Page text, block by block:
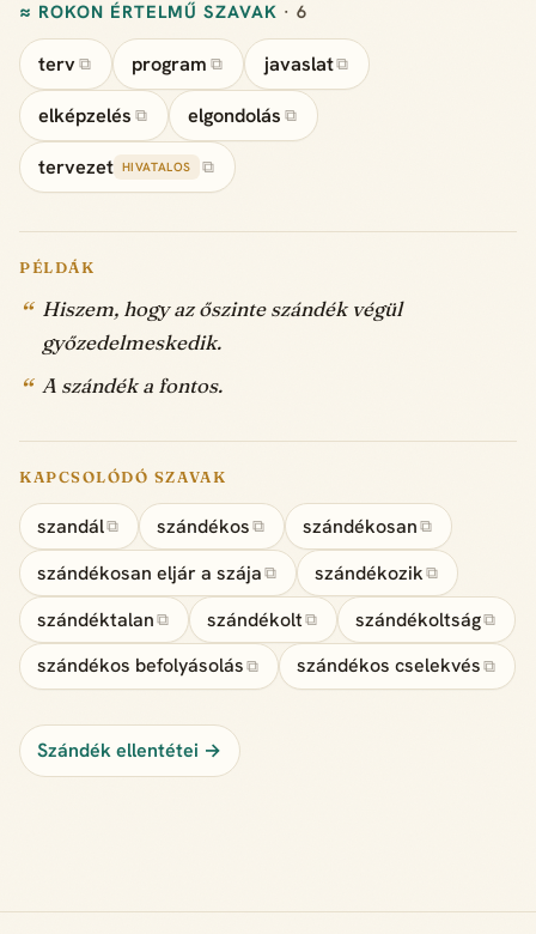
≈ ROKON ÉRTELMŰ SZAVAK · 6
terv ⧉ program ⧉ javaslat⧉
elképzelés ⧉ elgondolás ⧉
tervezet HIVATALOS ⧉
PÉLDÁK
Hiszem, hogy az őszinte szándék végül
győzedelmeskedik.
A szándék a fontos.
KAPCSOLÓDÓ SZAVAK
szandál⧉ szándékos ⧉ szándékosan ⧉
szándékosan eljár a szája ⧉ szándékozik ⧉
szándéktalan ⧉ szándékolt ⧉ szándékoltság⧉
szándékos befolyásolás ⧉ szándékos cselekvés ⧉
Szándék ellentétei →